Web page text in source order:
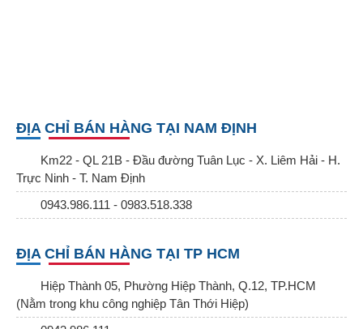
ĐỊA CHỈ BÁN HÀNG TẠI NAM ĐỊNH
Km22 - QL 21B - Đầu đường Tuân Lục - X. Liêm Hải - H.
Trực Ninh - T. Nam Định
0943.986.111 - 0983.518.338
ĐỊA CHỈ BÁN HÀNG TẠI TP HCM
Hiệp Thành 05, Phường Hiệp Thành, Q.12, TP.HCM
(Nằm trong khu công nghiệp Tân Thới Hiệp)